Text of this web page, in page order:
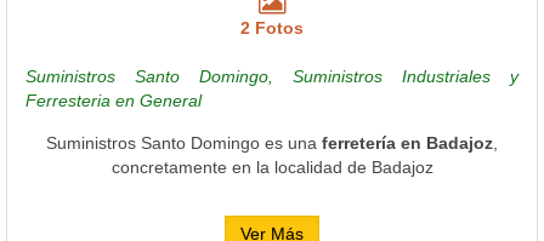
2 Fotos
Suministros Santo Domingo, Suministros Industriales y
Ferresteria en General
Suministros Santo Domingo es una ferretería en Badajoz
concretamente en la localidad de Badajoz
Ver Más